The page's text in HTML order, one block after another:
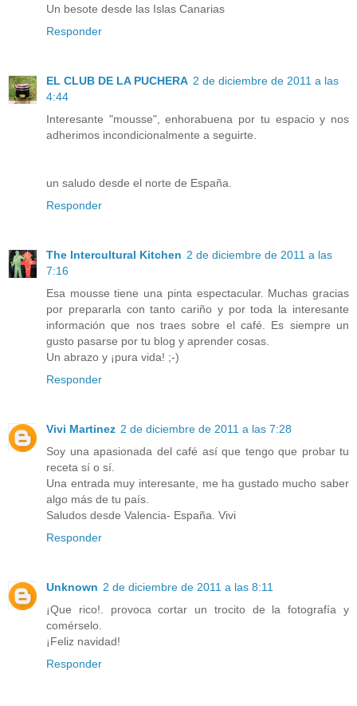
Un besote desde las Islas Canarias
Responder
EL CLUB DE LA PUCHERA 2 de diciembre de 2011 a las
4:44
Interesante "mousse", enhorabuena por tu espacio y nos
adherimos incondicionalmente a seguirte.
un saludo desde el norte de España.
Responder
The Intercultural Kitchen 2 de diciembre de 2011 a las
7:16
Esa mousse tiene una pinta espectacular. Muchas gracias
por prepararla con tanto cariño y por toda la interesante
información que nos traes sobre el café. Es siempre un
gusto pasarse por tu blog y aprender cosas.
Un abrazo y ¡pura vida! ;-)
Responder
Vivi Martinez 2 de diciembre de 2011 a las 7:28
Soy una apasionada del café así que tengo que probar tu
receta sí o sí.
Una entrada muy interesante, me ha gustado mucho saber
algo más de tu país.
Saludos desde Valencia- España. Vivi
Responder
Unknown 2 de diciembre de 2011 a las 8:11
¡Que rico!. provoca cortar un trocito de la fotografía y
comérselo.
¡Feliz navidad!
Responder